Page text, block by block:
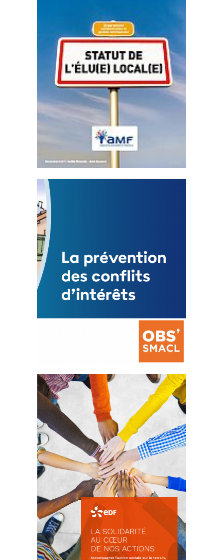
Statut de l’élu local
3 avril 2024
Mise à jour avril 2024
FEUILLETER
La prévention des conflits
d’intérêts
18 septembre 2023
FEUILLETER